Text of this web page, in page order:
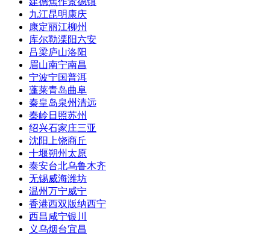
九江昆明 康庆
康定丽江柳州
库尔勒溧阳六安
吕梁庐山洛阳
眉山南宁南昌
宁波宁国普洱
蓬莱青岛曲阜
秦皇岛泉州清远
秦岭日照苏州
绍兴石家庄三亚
沈阳 上饶商丘
十堰朔州 太原
泰安台北乌鲁木齐
无锡威海潍坊
温州万宁威宁
香港西双版纳西宁
西昌 咸宁银川
义乌烟台宜昌